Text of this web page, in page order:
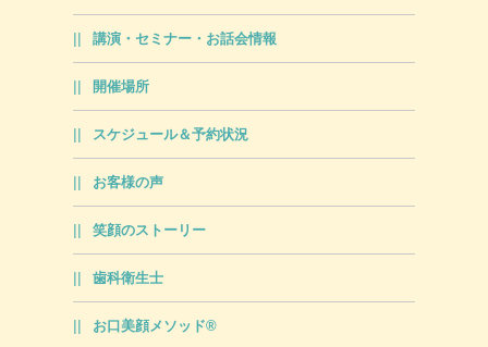
講演・セミナー・お話会情報
開催場所
スケジュール＆予約状況
お客様の声
笑顔のストーリー
歯科衛生士
お口美顔メソッド®